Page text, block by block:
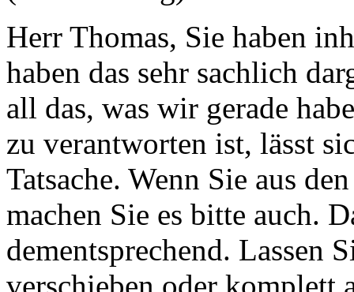
Herr Thomas, Sie haben
haben das sehr sachlich
all das, was wir gerade
zu verantworten ist, lässt
Tatsache. Wenn Sie aus
machen Sie es bitte auch.
dementsprechend. Lassen